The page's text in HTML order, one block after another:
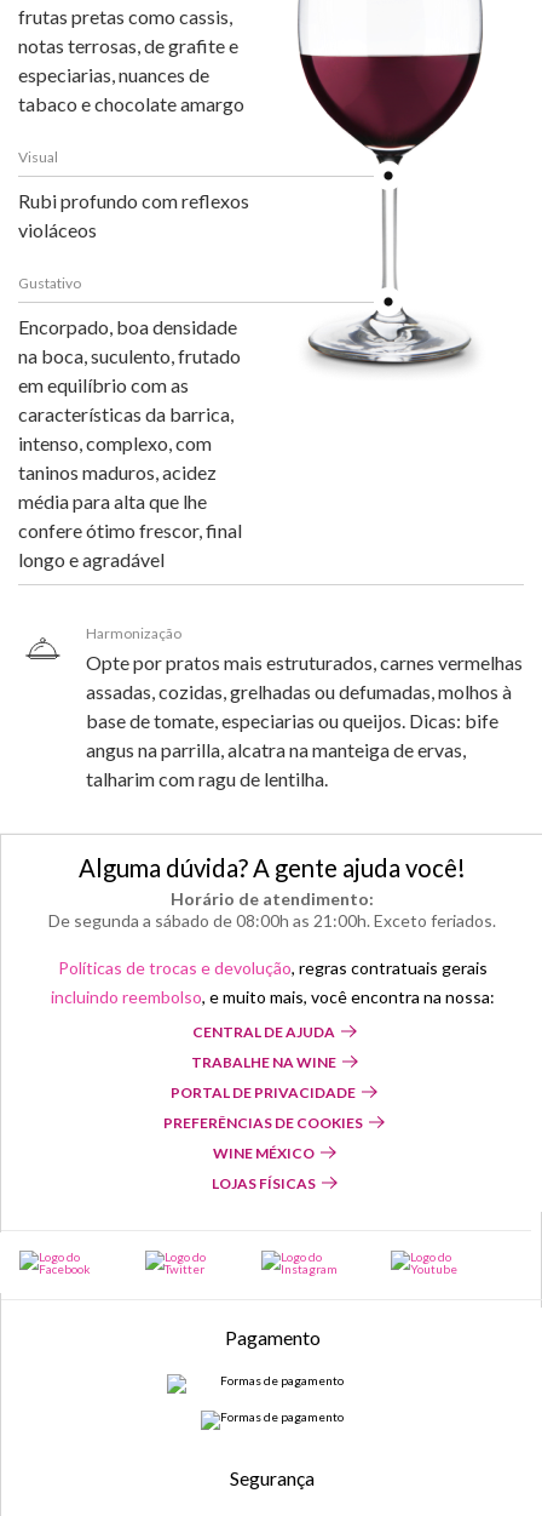
frutas pretas como cassis,
notas terrosas, de grafite e
especiarias, nuances de
tabaco e chocolate amargo
Visual
Rubi profundo com reflexos
violáceos
Gustativo
Encorpado, boa densidade
na boca, suculento, frutado
em equilíbrio com as
características da barrica,
intenso, complexo, com
taninos maduros, acidez
média para alta que lhe
confere ótimo frescor, final
longo e agradável
Harmonização
Opte por pratos mais estruturados, carnes vermelhas
assadas, cozidas, grelhadas ou defumadas, molhos à
base de tomate, especiarias ou queijos. Dicas: bife
angus na parrilla, alcatra na manteiga de ervas,
talharim com ragu de lentilha.
Alguma dúvida? A gente ajuda você!
Horário de atendimento:
De segunda a sábado de 08:00h as 21:00h. Exceto feriados.
Políticas de trocas e devolução, regras contratuais gerais
incluindo reembolso, e muito mais, você encontra na nossa:
CENTRAL DE AJUDA
TRABALHE NA WINE
PORTAL DE PRIVACIDADE
PREFERÊNCIAS DE COOKIES
WINE MÉXICO
LOJAS FÍSICAS
Pagamento
Segurança